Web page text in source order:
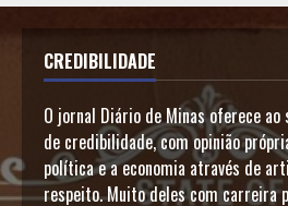
CREDIBILIDADE
O jornal Diário de Minas oferece
de credibilidade, com opinião
política e a economia através de
respeito. Muito deles com carreira